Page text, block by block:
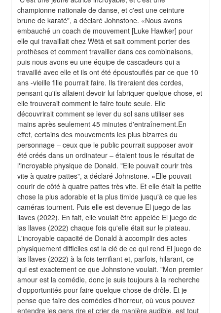
championne nationale de danse, et c'est une ceinture
brune de karaté", a déclaré Johnstone. «Nous avons
embauché un coach de mouvement [Luke Hawker] pour
elle qui travaillait chez Wētā et sait comment porter des
prothèses et comment travailler dans ces combinaisons,
puis nous avons eu une équipe de cascadeurs qui a
travaillé avec elle et ils ont été époustouflés par ce que 10
ans -vieille fille pourrait faire. Ils tireraient des cordes,
pensant qu'ils allaient devoir lui fabriquer quelque chose, et
elle trouverait comment le faire toute seule. Elle
découvrirait comment se lever du sol sans utiliser ses
mains après seulement 45 minutes d'entraînement.En
effet, certains des mouvements les plus bizarres du
personnage – ceux que le public pourrait supposer avoir
été créés dans un ordinateur – étaient tous le résultat de
l'incroyable physique de Donald. "Elle pouvait courir très
vite à quatre pattes", a déclaré Johnstone. «Elle pouvait
courir de côté à quatre pattes très vite. Et elle était la petite
chose la plus adorable et la plus timide jusqu'à ce que les
caméras tournent. Puis elle est devenue El juego de las
llaves (2022). En fait, elle voulait être appelée El juego de
las llaves (2022) chaque fois qu'elle était sur le plateau.
L'incroyable capacité de Donald à accomplir des actes
physiquement difficiles est la clé de ce qui rend El juego de
las llaves (2022) à la fois terrifiant et, parfois, hilarant, ce
qui est exactement ce que Johnstone voulait. "Mon premier
amour est la comédie, donc je suis toujours à la recherche
d'opportunités pour faire quelque chose de drôle. Et je
pense que faire des comédies d'horreur, où vous pouvez
entendre les gens rire et crier de manière audible, est tout